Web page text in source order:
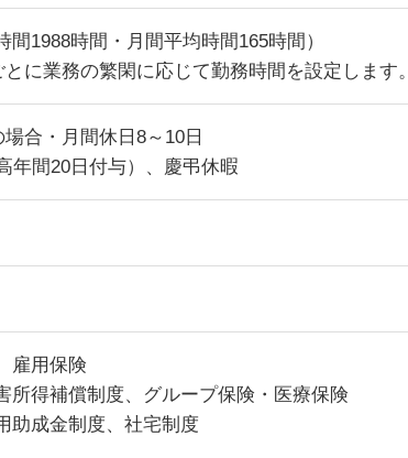
1988時間・月間平均時間165時間）
に業務の繁閑に応じて勤務時間を設定します。
合・月間休日8～10日
年間20日付与）、慶弔休暇
雇用保険
所得補償制度、グループ保険・医療保険
助成金制度、社宅制度